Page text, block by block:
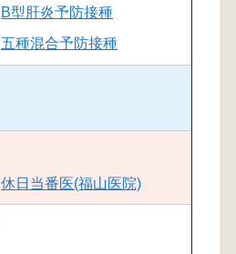
B型肝炎予防接種
五種混合予防接種
休日当番医(福山医院)